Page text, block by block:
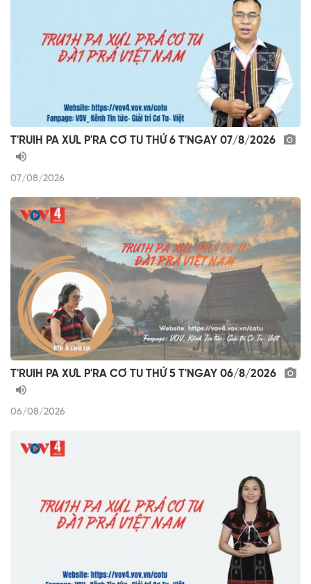
T'RUIH PA XƯL P'RA CƠ TU THỨ 6 T'NGAY 07/8/2026
07/08/2026
T'RUIH PA XƯL P'RA CƠ TU THỨ 5 T'NGAY 06/8/2026
06/08/2026